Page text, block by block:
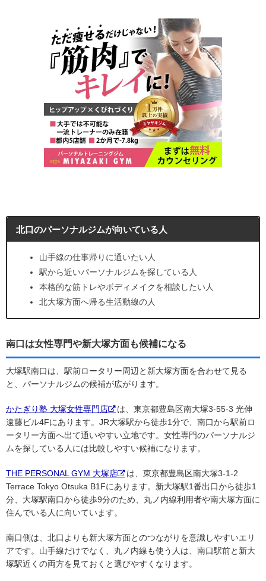
北口のパーソナルジムが向いている人
山手線の仕事帰りに通いたい人
駅から近いパーソナルジムを探している人
本格的な筋トレやボディメイクを相談したい人
北大塚方面へ帰る生活動線の人
南口は女性専門や新大塚方面も候補になる
大塚駅南口は、駅前ロータリー周辺と新大塚方面を合わせて見る
と、パーソナルジムの候補が広がります。
かたぎり塾 大塚女性専門店
は、東京都豊島区南大塚3-55-3 光伸
遠藤ビル4Fにあります。JR大塚駅から徒歩1分で、南口から駅前ロ
ータリー方面へ出て通いやすい立地です。女性専門のパーソナルジ
ムを探している人には比較しやすい候補になります。
THE PERSONAL GYM 大塚店
は、東京都豊島区南大塚3-1-2
Terrace Tokyo Otsuka B1Fにあります。新大塚駅1番出口から徒歩1
分、大塚駅南口から徒歩9分のため、丸ノ内線利用者や南大塚方面に
住んでいる人に向いています。
南口側は、北口よりも新大塚方面とのつながりを意識しやすいエリ
アです。山手線だけでなく、丸ノ内線も使う人は、南口駅前と新大
塚駅近くの両方を見ておくと選びやすくなります。